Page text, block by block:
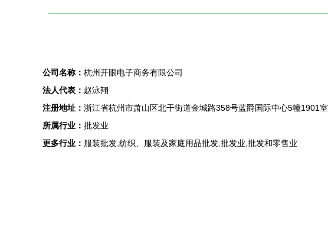
公司名称： 杭州开眼电子商务有限公司
法人代表： 赵泳翔
注册地址： 浙江省杭州市萧山区北干街道金城路358号蓝爵国际中心5幢1901室
所属行业： 批发业
更多行业： 服装批发,纺织、服装及家庭用品批发,批发业,批发和零售业